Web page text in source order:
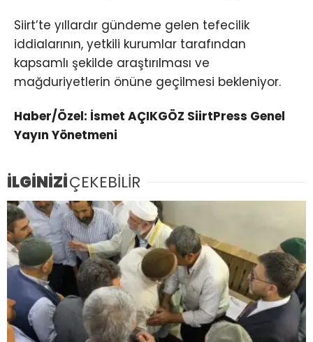
Siirt’te yıllardır gündeme gelen tefecilik
iddialarının, yetkili kurumlar tarafından
kapsamlı şekilde araştırılması ve
mağduriyetlerin önüne geçilmesi bekleniyor.
Haber/Özel: İsmet AÇIKGÖZ SiirtPress Genel
Yayın Yönetmeni
İLGİNİZİÇEKEBİLİR